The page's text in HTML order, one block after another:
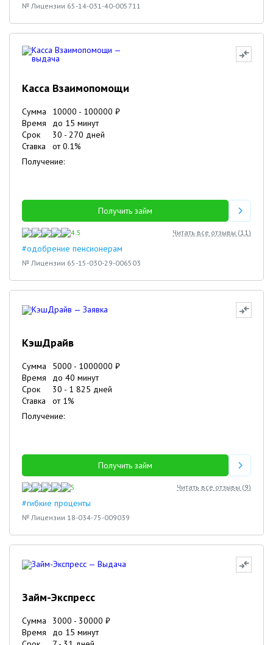
№ Лицензии 65-14-031-40-005711
Касса Взаимопомощи
Сумма 10000 - 100000 ₽
Время
до 15 минут
Срок
30 - 270 дней
Ставка
от0.1%
Получение:
Получить займ
4.5 Читать все отзывы (11)
#одобрение пенсионерам
№ Лицензии 65-15-030-29-006503
КэшДрайв
Сумма 5000 - 1000000 ₽
Время
до 40 минут
Срок
30 - 1 825 дней
Ставка
от 1%
Получение:
Получить займ
5 Читать все отзывы (9)
#гибкие проценты
№ Лицензии 18-034-75-009039
Займ-Экспресс
Сумма 3000 - 30000 ₽
Время
до 15 минут